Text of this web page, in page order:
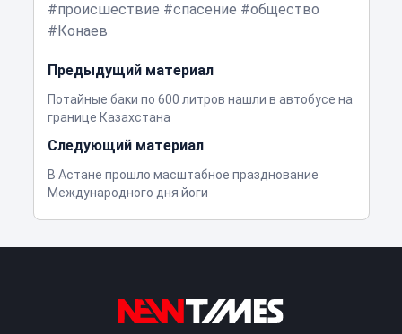
происшествие
спасение
общество
Конаев
Предыдущий материал
Потайные баки по 600 литров нашли в автобусе на
границе Казахстана
Следующий материал
В Астане прошло масштабное празднование
Международного дня йоги